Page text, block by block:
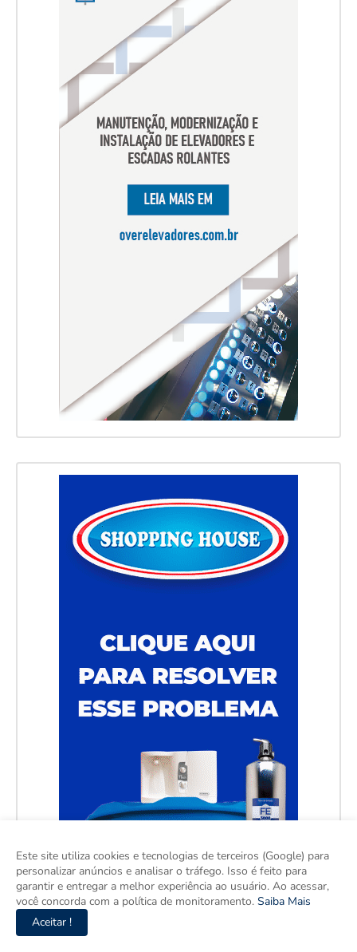
Este site utiliza cookies e tecnologias de terceiros (Google) para
personalizar anúncios e analisar o tráfego. Isso é feito para
garantir e entregar a melhor experiência ao usuário. Ao acessar,
você concorda com a política de monitoramento. Saiba Mais
Aceitar !